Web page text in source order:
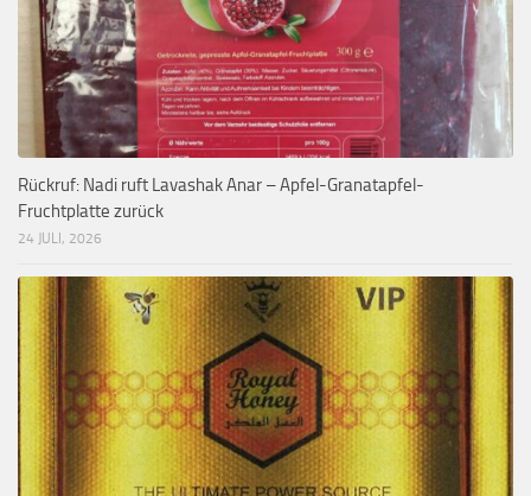
Rückruf: Nadi ruft Lavashak Anar – Apfel-Granatapfel-
Fruchtplatte zurück
24 JULI, 2026